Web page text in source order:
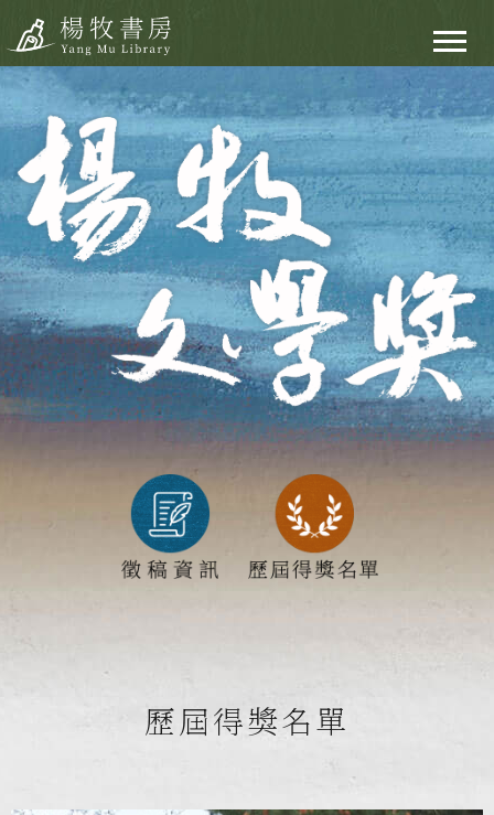
歷屆得獎名單